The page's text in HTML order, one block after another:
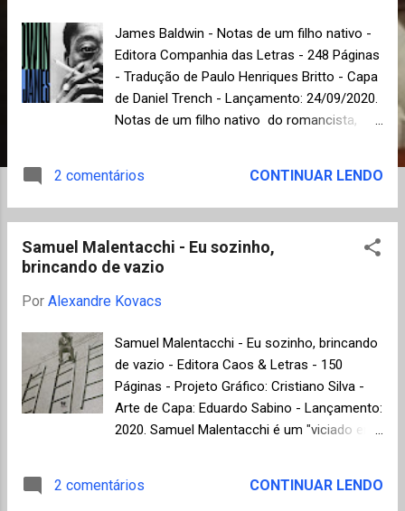
James Baldwin - Notas de um filho nativo -
Editora Companhia das Letras - 248 Páginas
- Tradução de Paulo Henriques Britto - Capa
de Daniel Trench - Lançamento: 24/09/2020.
Notas de um filho nativo do romancista,
1987) foi lançado originalmente em 1955,
reunindo dez ensaios publicados em
1948 a 1955 e se tornou um clássico na luta
pelos direitos civis nos Estados Unidos, já
que, um clássico, segundo Italo Calvino, "é
que tinha para dizer" , e este parece ser
exatamente o caso desta obra, ainda
tristemente atual. Os textos foram
concebidos na mesma época de dois de
seus maiores romances: Go Tell It on the
na sua juventude e O quarto de Giovanni
2 comentários CONTINUAR LENDO
Samuel Malentacchi - Eu sozinho,
brincando de vazio
Por Alexandre Kovacs
Samuel Malentacchi - Eu sozinho, brincando
de vazio - Editora Caos & Letras - 150
Páginas - Projeto Gráfico: Cristiano Silva -
Arte de Capa: Eduardo Sabino - Lançamento:
2020. Samuel Malentacchi é um "viciado em
13), penso que talvez uma definição melhor
2 comentários CONTINUAR LENDO